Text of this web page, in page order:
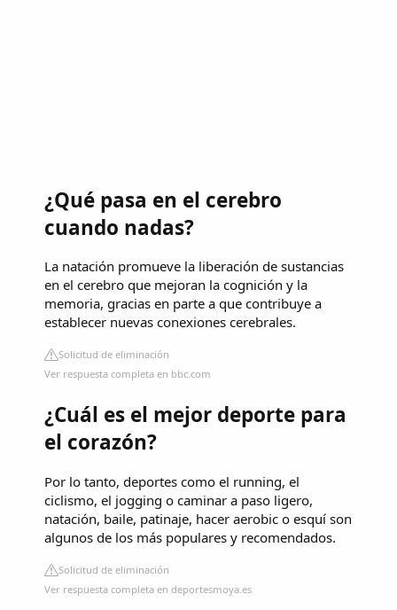
¿Qué pasa en el cerebro
cuando nadas?
La natación promueve la liberación de sustancias
en el cerebro que mejoran la cognición y la
memoria, gracias en parte a que contribuye a
establecer nuevas conexiones cerebrales.
Solicitud de eliminación
Ver respuesta completa en bbc.com
¿Cuál es el mejor deporte para
el corazón?
Por lo tanto, deportes como el running, el
ciclismo, el jogging o caminar a paso ligero,
natación, baile, patinaje, hacer aerobic o esquí son
algunos de los más populares y recomendados.
Solicitud de eliminación
Ver respuesta completa en deportesmoya.es